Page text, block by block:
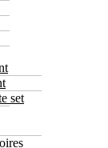
set